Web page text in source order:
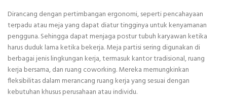
Dirancang dengan pertimbangan ergonomi, seperti pencahayaan
terpadu atau meja yang dapat diatur tingginya untuk kenyamanan
pengguna. Sehingga dapat menjaga postur tubuh karyawan ketika
harus duduk lama ketika bekerja. Meja partisi sering digunakan di
berbagai jenis lingkungan kerja, termasuk kantor tradisional, ruang
kerja bersama, dan ruang coworking. Mereka memungkinkan
fleksibilitas dalam merancang ruang kerja yang sesuai dengan
kebutuhan khusus perusahaan atau individu.